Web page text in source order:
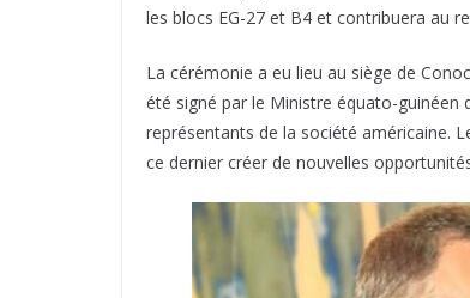
les blocs EG-27 et B4 et contribuera au
La cérémonie a eu lieu au siège de
été signé par le Ministre équato-guinéen
représentants de la société américaine.
ce dernier créer de nouvelles